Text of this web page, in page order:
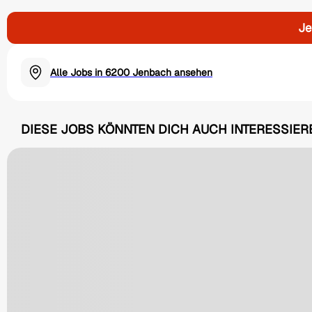
Alle Jobs in 6200 Jenbach ansehen
DIESE JOBS KÖNNTEN DICH AUCH